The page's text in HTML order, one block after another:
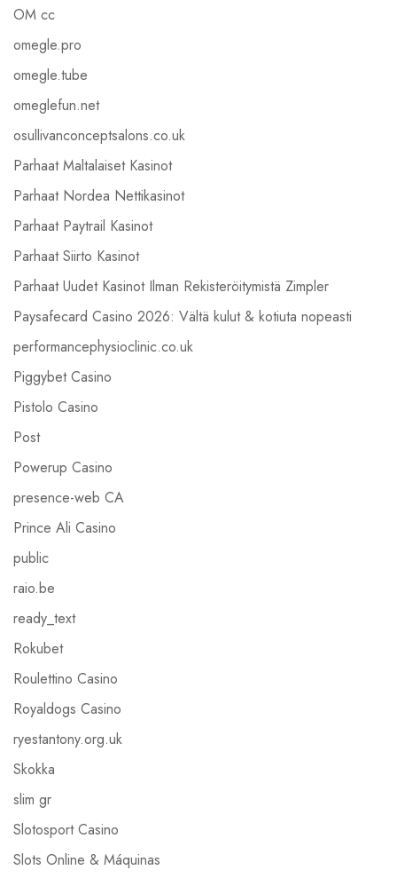
OM cc
omegle.pro
omegle.tube
omeglefun.net
osullivanconceptsalons.co.uk
Parhaat Maltalaiset Kasinot
Parhaat Nordea Nettikasinot
Parhaat Paytrail Kasinot
Parhaat Siirto Kasinot
Parhaat Uudet Kasinot Ilman Rekisteröitymistä Zimpler
Paysafecard Casino 2026: Vältä kulut & kotiuta nopeasti
performancephysioclinic.co.uk
Piggybet Casino
Pistolo Casino
Post
Powerup Casino
presence-web CA
Prince Ali Casino
public
raio.be
ready_text
Rokubet
Roulettino Casino
Royaldogs Casino
ryestantony.org.uk
Skokka
slim gr
Slotosport Casino
Slots Online & Máquinas